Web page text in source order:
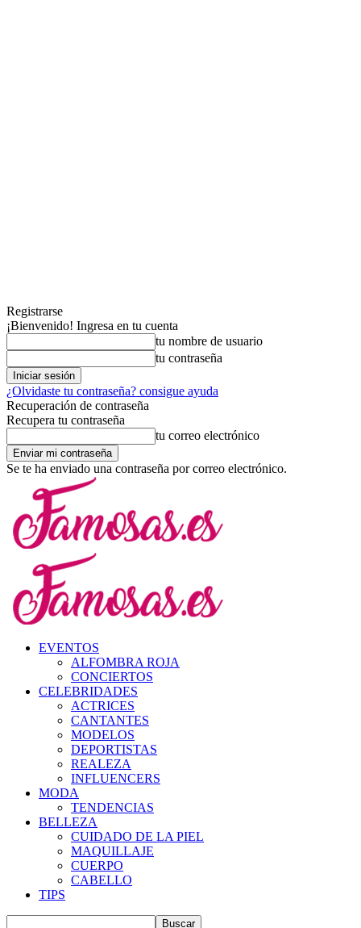
Registrarse
¡Bienvenido! Ingresa en tu cuenta
tu nombre de usuario
tu contraseña
¿Olvidaste tu contraseña? consigue ayuda
Recuperación de contraseña
Recupera tu contraseña
tu correo electrónico
Se te ha enviado una contraseña por correo electrónico.
EVENTOS
ALFOMBRA ROJA
CONCIERTOS
CELEBRIDADES
ACTRICES
CANTANTES
MODELOS
DEPORTISTAS
REALEZA
INFLUENCERS
MODA
TENDENCIAS
BELLEZA
CUIDADO DE LA PIEL
MAQUILLAJE
CUERPO
CABELLO
TIPS